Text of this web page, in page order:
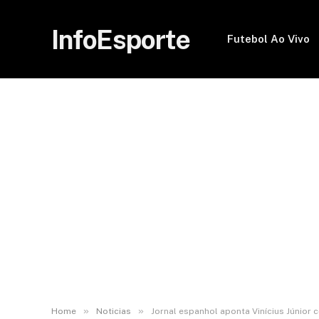
InfoEsporte Futebol Ao Vivo
Home » Noticias » Jornal espanhol aponta Vinícius Júnior